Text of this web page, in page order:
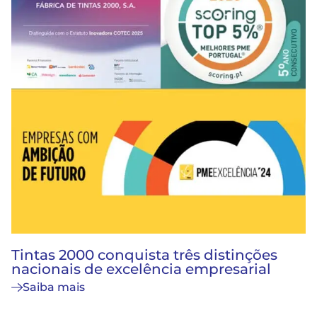
Tintas 2000 conquista três distinções
nacionais de excelência empresarial
Saiba mais